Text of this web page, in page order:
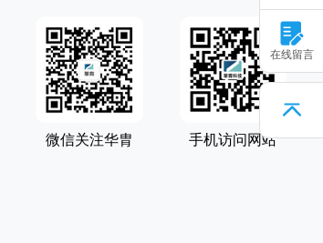
微信关注华胄 手机访问网站
在线留言